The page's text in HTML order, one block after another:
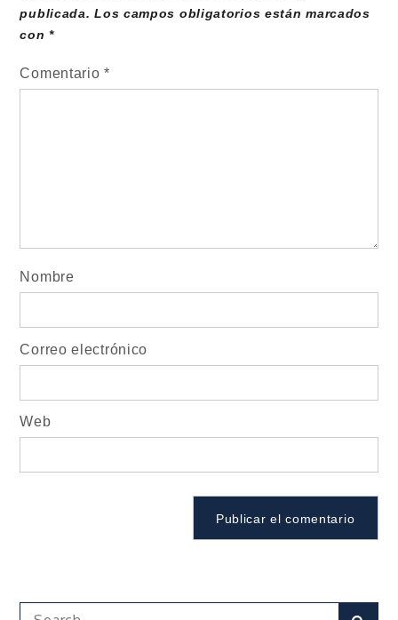
publicada. Los campos obligatorios están marcados
con*
Comentario*
Nombre
Correo electrónico
Web
Search